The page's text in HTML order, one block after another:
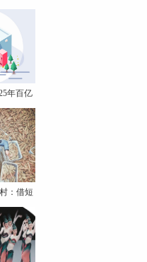
年百亿
：借短